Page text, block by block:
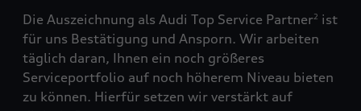
Die Auszeichnung als Audi Top Service Partner2 ist
für uns Bestätigung und Ansporn. Wir arbeiten
täglich daran, Ihnen ein noch größeres
Serviceportfolio auf noch höherem Niveau bieten
zu können. Hierfür setzen wir verstärkt auf